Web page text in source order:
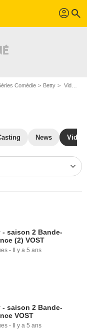
profil search
Comédie Betty Vidéos Betty
News
- saison 2 Bande-
(2) VOST
- Il y a 5 ans
- saison 2 Bande-
VOST
- Il y a 5 ans